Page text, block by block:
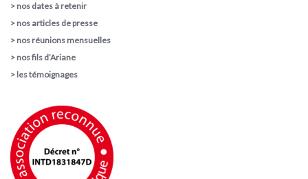
> nos dates à retenir
> nos articles de presse
> nos réunions mensuelles
> nos fils d’Ariane
> les témoignages